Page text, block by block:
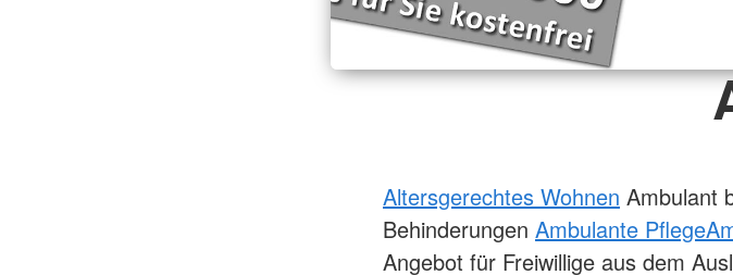
Altersgerechtes Wohnen Ambulant
Behinderungen Ambulante Pflege
Angebot für Freiwillige aus dem